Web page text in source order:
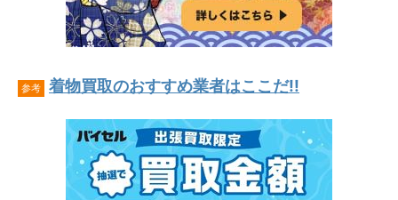
参考 着物買取のおすすめ業者はここだ!!